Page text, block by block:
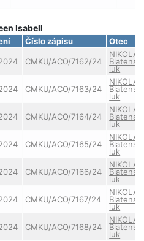
Isabell
Číslo zápisu
Otec
CMKU/ACO/7162/24
luk
CMKU/ACO/7163/24
luk
CMKU/ACO/7164/24
luk
CMKU/ACO/7165/24
luk
CMKU/ACO/7166/24
luk
CMKU/ACO/7167/24
luk
CMKU/ACO/7168/24
luk